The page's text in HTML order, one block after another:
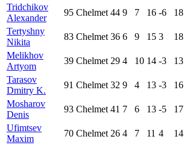
Tridchikov
Alexander
95 Chelmet 44 9 7 16 -6 18
Tertyshny
Nikita
83 Chelmet 36 6 9 15 3 18
Melikhov
Artyom
39 Chelmet 29 4 10 14 -3 13
Tarasov
Dmitry K.
91 Chelmet 32 9 4 13 -3 16
Mosharov
Denis
93 Chelmet 41 7 6 13 -5 17
Ufimtsev
Maxim
70 Chelmet 26 4 7 11 4 14